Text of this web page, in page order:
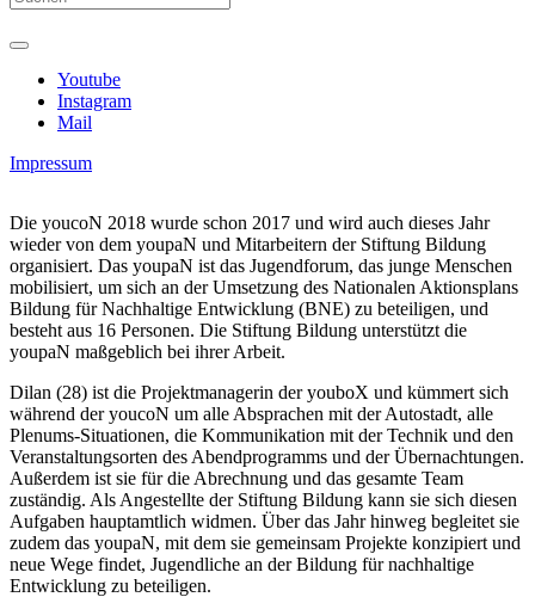
Youtube
Instagram
Mail
Impressum
Die youcoN 2018 wurde schon 2017 und wird auch dieses Jahr
wieder von dem youpaN und Mitarbeitern der Stiftung Bildung
organisiert. Das youpaN ist das Jugendforum, das junge Menschen
mobilisiert, um sich an der Umsetzung des Nationalen Aktionsplans
Bildung für Nachhaltige Entwicklung (BNE) zu beteiligen, und
besteht aus 16 Personen. Die Stiftung Bildung unterstützt die
youpaN maßgeblich bei ihrer Arbeit.
Dilan (28) ist die Projektmanagerin der youboX und kümmert sich
während der youcoN um alle Absprachen mit der Autostadt, alle
Plenums-Situationen, die Kommunikation mit der Technik und den
Veranstaltungsorten des Abendprogramms und der Übernachtungen.
Außerdem ist sie für die Abrechnung und das gesamte Team
zuständig. Als Angestellte der Stiftung Bildung kann sie sich diesen
Aufgaben hauptamtlich widmen. Über das Jahr hinweg begleitet sie
zudem das youpaN, mit dem sie gemeinsam Projekte konzipiert und
neue Wege findet, Jugendliche an der Bildung für nachhaltige
Entwicklung zu beteiligen.